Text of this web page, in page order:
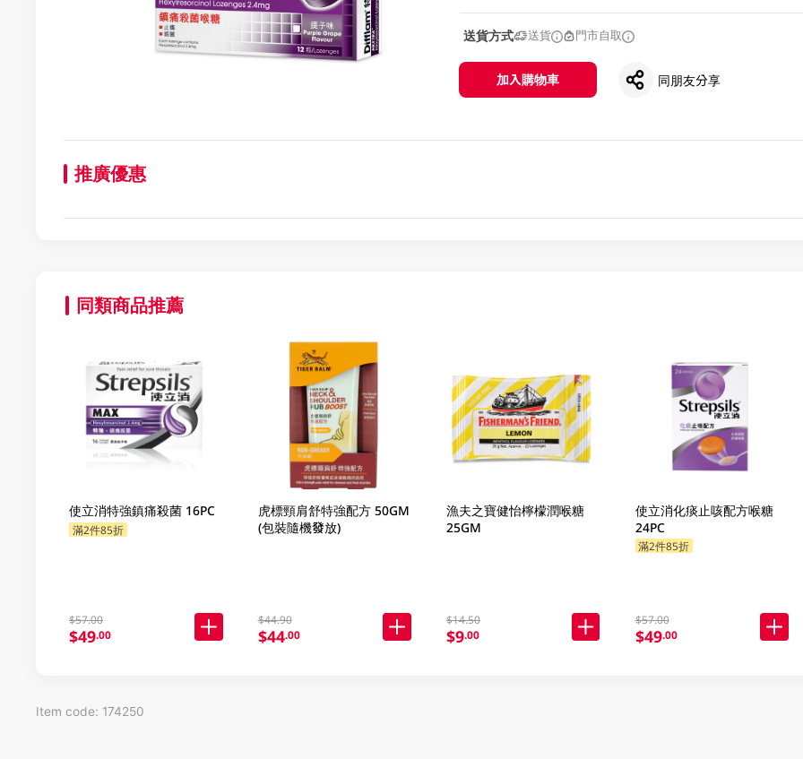
送貨方式 送貨 門市自取
加入購物車 同朋友分享
推廣優惠
同類商品推薦
使立消特強鎮痛殺菌 16PC
滿2件85折
$57.00
$49.00
虎標頸肩舒特強配方 50GM
(包裝隨機發放)
$44.90
$44.00
漁夫之寶健怡檸檬潤喉糖
25GM
$14.50
$9.00
使立消化痰止咳配方喉糖
24PC
滿2件85折
$57.00
$49.00
Item code: 174250